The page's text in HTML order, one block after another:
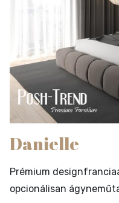
Danielle
Prémium
opcionálisan